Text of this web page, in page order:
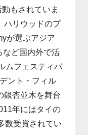
もされていま
ハリウッドのプ
が選ぶアジア
など国内外で活
ムフェスティバ
ント・フィル
銀杏並木を舞台
年にはタイの
数受賞されてい